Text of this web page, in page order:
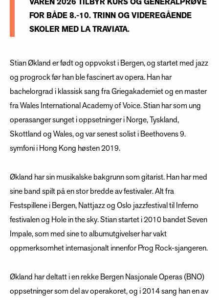
VÅREN 2026 TILBYR KURS OG GENERALPRØVE
FOR BÅDE 8.-10. TRINN OG VIDEREGÅENDE
SKOLER MED LA TRAVIATA.
Stian Økland er født og oppvokst i Bergen, og startet med jazz
og progrock før han ble fascinert av opera. Han har
bachelorgrad i klassisk sang fra Griegakademiet og en master
fra Wales International Academy of Voice. Stian har som ung
operasanger sunget i oppsetninger i Norge, Tyskland,
Skottland og Wales, og var senest solist i Beethovens 9.
symfoni i Hong Kong høsten 2019.
Økland har sin musikalske bakgrunn som gitarist. Han har med
sine band spilt på en stor bredde av festivaler. Alt fra
Festspillene i Bergen, Nattjazz og Oslo jazzfestival til Inferno
festivalen og Hole in the sky. Stian startet i 2010 bandet Seven
Impale, som med sine to albumutgivelser har vakt
oppmerksomhet internasjonalt innenfor Prog Rock-sjangeren.
Økland har deltatt i en rekke Bergen Nasjonale Operas (BNO)
oppsetninger som del av operakoret, og i 2014 sang han en av